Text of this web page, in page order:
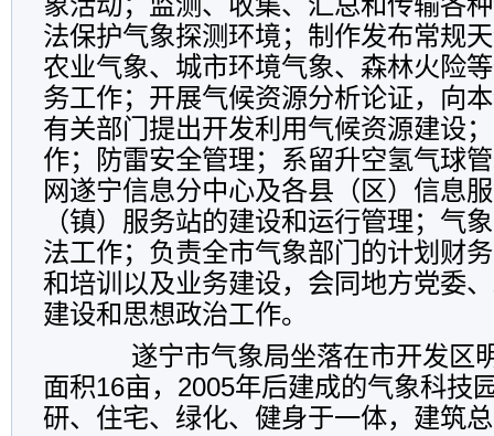
法保护气象探测环境；制作发布常规
农业气象、城市环境气象、森林火险
务工作；开展气候资源分析论证，向
有关部门提出开发利用气候资源建设
作；防雷安全管理；系留升空氢气球
网遂宁信息分中心及各县（区）信息
（镇）服务站的建设和运行管理；气
法工作；负责全市气象部门的计划财
和培训以及业务建设，会同地方党委
建设和思想政治工作。
遂宁市气象局坐落在市开发区
面积16亩，2005年后建成的气象科技
研、住宅、绿化、健身于一体，建筑